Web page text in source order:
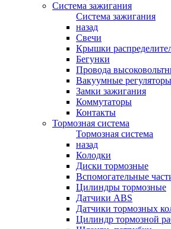
Система зажигания
Система зажигания
назад
Свечи
Крышки
Бегунки
Провода
Вакуумные регуляторы
Замки зажигания
Коммутаторы
Контакты
Тормозная система
Тормозная система
назад
Колодки
Диски тормозные
Вспомогательные
Цилиндры тормозные
Датчики ABS
Датчики тормозных
Цилиндр тормозной